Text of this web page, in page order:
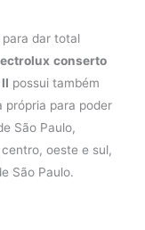
dar total
conserto
possui também
própria para poder
São Paulo,
oeste e sul,
São Paulo.